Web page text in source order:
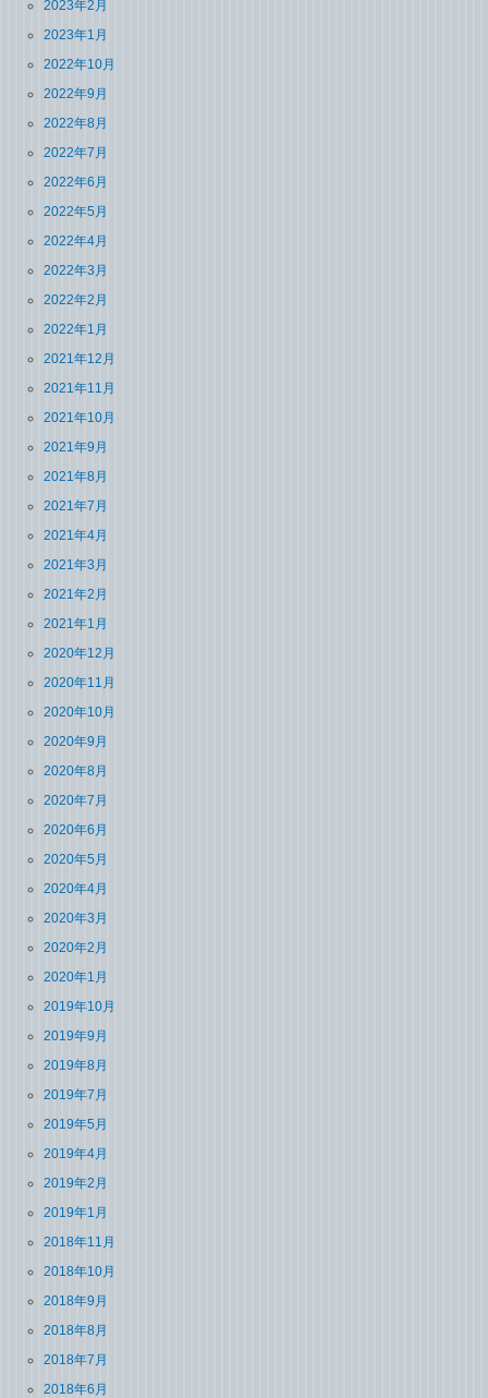
2023年2月
2023年1月
2022年10月
2022年9月
2022年8月
2022年7月
2022年6月
2022年5月
2022年4月
2022年3月
2022年2月
2022年1月
2021年12月
2021年11月
2021年10月
2021年9月
2021年8月
2021年7月
2021年4月
2021年3月
2021年2月
2021年1月
2020年12月
2020年11月
2020年10月
2020年9月
2020年8月
2020年7月
2020年6月
2020年5月
2020年4月
2020年3月
2020年2月
2020年1月
2019年10月
2019年9月
2019年8月
2019年7月
2019年5月
2019年4月
2019年2月
2019年1月
2018年11月
2018年10月
2018年9月
2018年8月
2018年7月
2018年6月